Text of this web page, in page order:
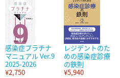
感染症プラチナ
マニュアル Ver.9
2025-2026
¥2,750
レジデントのた
めの感染症診療
の鉄則
¥5,940